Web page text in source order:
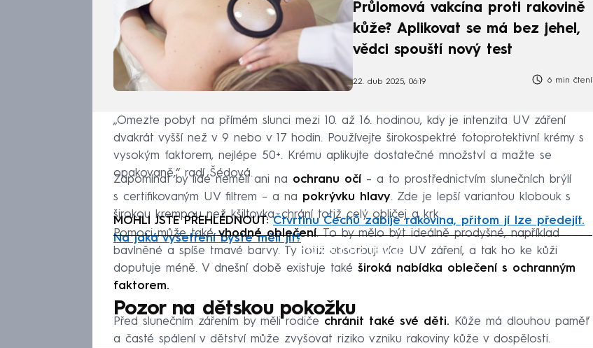
Průlomová vakcína proti rakovině
kůže? Aplikovat se má bez jehel,
vědci spouští nový test
22. dub 2025, 06:19 6 min čtení
„Omezte pobyt na přímém slunci mezi 10. až 16. hodinou, kdy je intenzita UV záření
dvakrát vyšší než v 9 nebo v 17 hodin. Používejte širokospektré fotoprotektivní krémy s
vysokým faktorem, nejlépe 50+. Krému aplikujte dostatečné množství a mažte se
opakovaně,“ radí Šédová.
Zapomínat by lidé neměli ani na ochranu očí – a to prostřednictvím slunečních brýlí
s certifikovaným UV filtrem – a na pokrývku hlavy. Zde je lepší variantou klobouk s
širokou krempou než kšiltovka, chrání totiž celý obličej a krk.
MOHLI JSTE PŘEHLÉDNOUT:Čtvrtinu Čechů zabije rakovina, přitom jí lze předejít.
Na jaká vyšetření byste měli jít?
Failed to fetch
Pomoci může takévhodné oblečení. To by mělo být ideálně prodyšné, například
bavlněné a spíše tmavé barvy. Ty totiž absorbují více UV záření, a tak ho ke kůži
doputuje méně. V dnešní době existuje také široká nabídka oblečení s ochranným
faktorem.
Pozor na dětskou pokožku
Před slunečním zářením by měli rodiče chránit také své děti. Kůže má dlouhou paměť
a časté spálení v dětství může zvyšovat riziko vzniku rakoviny kůže v dospělosti.